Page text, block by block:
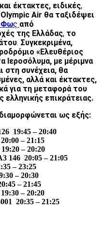
έκτακτες, ειδικές,
Air θα ταξιδέψει
Φως από
της Ελλάδας, το
. Συγκεκριμένα,
«Ελευθέριος
Ιεροσόλυμα, με μέριμνα
στη συνέχεια, θα
αλλά και έκτακτες,
για τη μεταφορά του
επικράτειας.
ως εξής:
19:45 – 20:40
– 21:15
– 20:20
146 20:05 – 21:05
– 23:25
– 20:30
– 21:45
– 20:20
20:35 – 21:25